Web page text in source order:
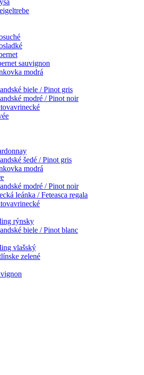
sauvignon
modrá
biele / Pinot gris
modré / Pinot noir
šedé / Pinot gris
modrá
modré / Pinot noir
leánka / Feteasca regala
rýnsky
biele / Pinot blanc
vlašský
zelené